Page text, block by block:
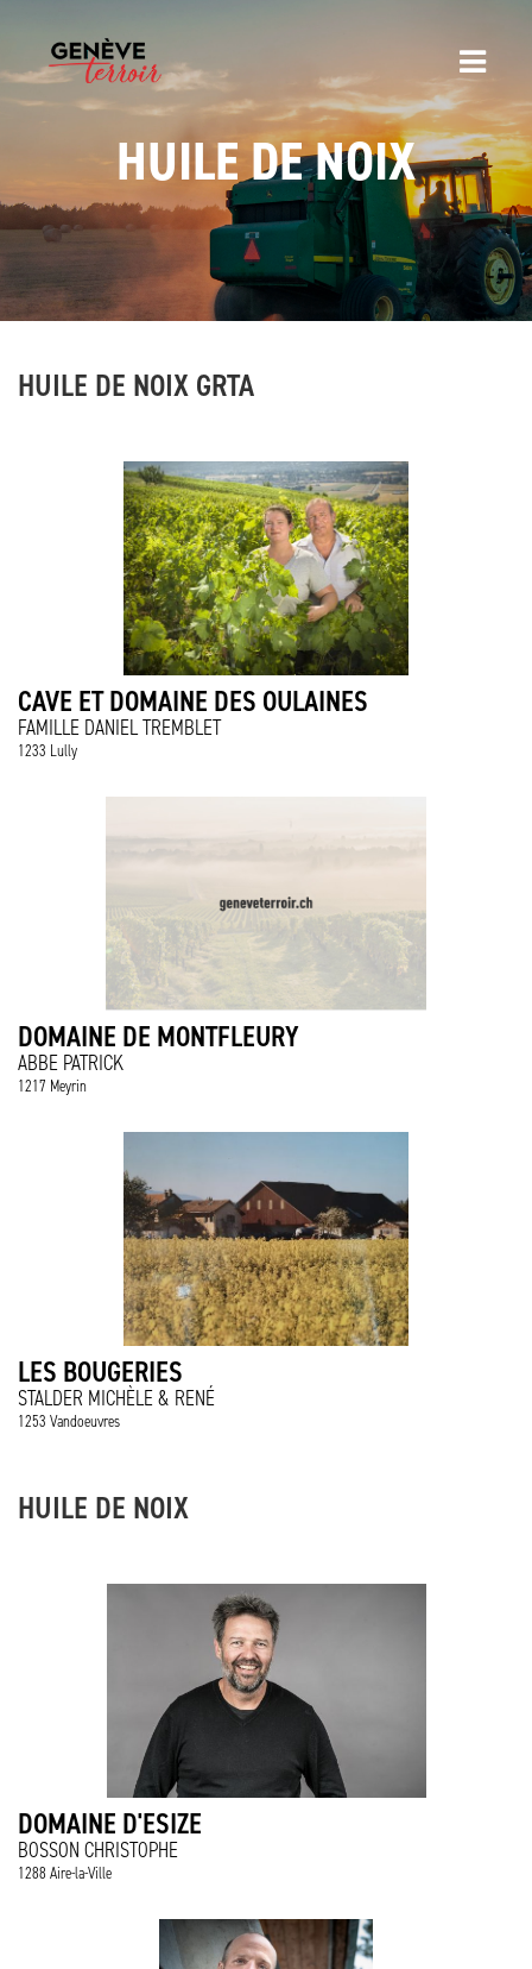
HUILE DE NOIX
HUILE DE NOIX GRTA
CAVE ET DOMAINE DES OULAINES
FAMILLE DANIEL TREMBLET
1233 Lully
DOMAINE DE MONTFLEURY
ABBE PATRICK
1217 Meyrin
LES BOUGERIES
STALDER MICHÈLE & RENÉ
1253 Vandoeuvres
HUILE DE NOIX
DOMAINE D'ESIZE
BOSSON CHRISTOPHE
1288 Aire-la-Ville